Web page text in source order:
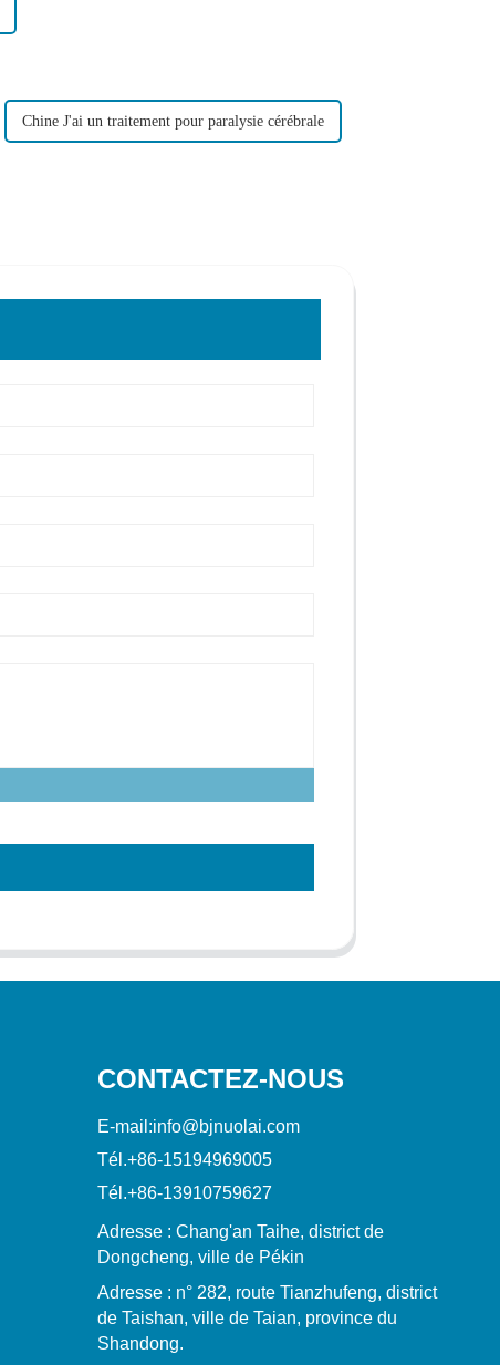
Chine J'ai un traitement pour paralysie cérébrale
CONTACTEZ-NOUS
E-mail:info@bjnuolai.com
Tél.+86-15194969005
Tél.+86-13910759627
Adresse : Chang'an Taihe, district de
Dongcheng, ville de Pékin
Adresse : n° 282, route Tianzhufeng, district
de Taishan, ville de Taian, province du
Shandong.